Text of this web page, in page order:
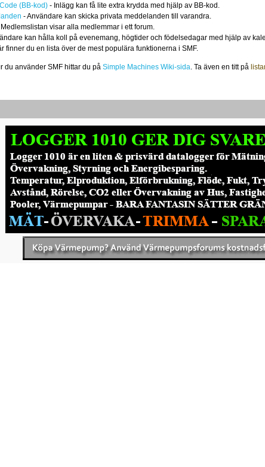
(BB-kod) - Inlägg kan få lite extra krydda med hjälp av BB-kod.
- Användare kan skicka privata meddelanden till varandra.
visar alla medlemmar i ett forum.
kan hålla koll på evenemang, högtider och födelsedagar med hjälp av
finner du en lista över de mest populära funktionerna i SMF.
du använder SMF hittar du påSimple Machines Wiki-sida . Ta även en titt på